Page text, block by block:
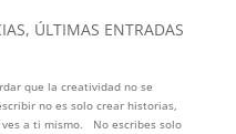
, ÚLTIMAS ENTRADAS
que la creatividad no se
no es solo crear historias,
a ti mismo. No escribes solo